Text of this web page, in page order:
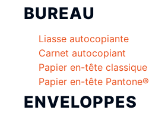
BUREAU
Liasse autocopiante
Carnet autocopiant
Papier en-tête classique
Papier en-tête Pantone®
ENVELOPPES